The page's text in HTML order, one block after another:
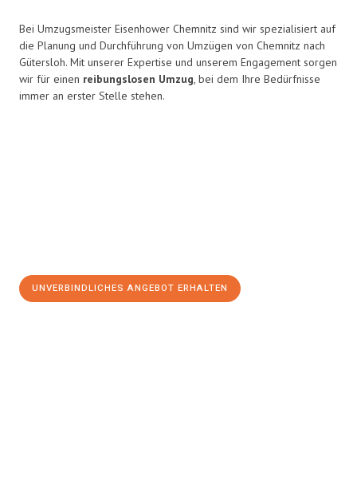
Bei Umzugsmeister Eisenhower Chemnitz sind wir spezialisiert auf
die Planung und Durchführung von Umzügen von Chemnitz nach
Gütersloh. Mit unserer Expertise und unserem Engagement sorgen
wir für einen reibungslosen Umzug, bei dem Ihre Bedürfnisse
immer an erster Stelle stehen.
UNVERBINDLICHES ANGEBOT ERHALTEN